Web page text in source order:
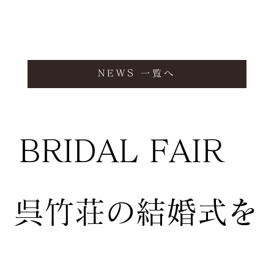
NEWS 一覧へ
BRIDAL FAIR
​呉竹荘の結婚式を